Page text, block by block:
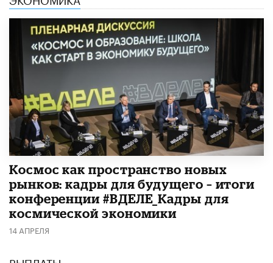
Космос как пространство новых
рынков: кадры для будущего – итоги
конференции #ВДЕЛЕ_Кадры для
космической экономики
14 АПРЕЛЯ